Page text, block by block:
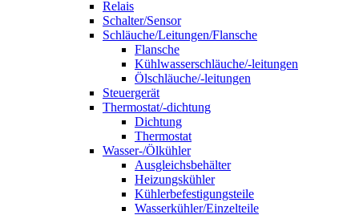
Relais
Schalter/Sensor
Schläuche/Leitungen/Flansche
Flansche
Kühlwasserschläuche/-leitungen
Ölschläuche/-leitungen
Steuergerät
Thermostat/-dichtung
Dichtung
Thermostat
Wasser-/Ölkühler
Ausgleichsbehälter
Heizungskühler
Kühlerbefestigungsteile
Wasserkühler/Einzelteile